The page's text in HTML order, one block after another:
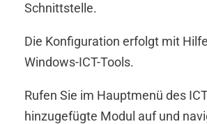
Schnittstelle.
Die Konfiguration erfolgt mit
Windows-ICT-Tools.
Rufen Sie im Hauptmenü des
hinzugefügte Modul auf und